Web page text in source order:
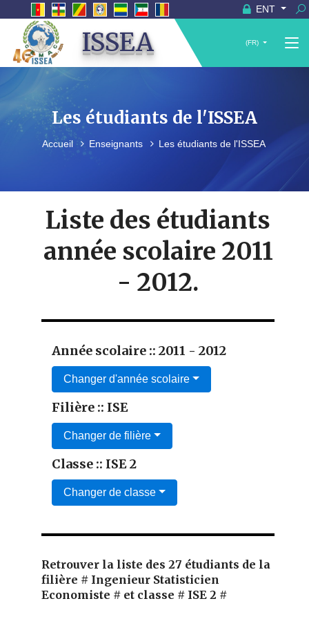
ENT
ISSEA (FR)
Les étudiants de l'ISSEA
Accueil Enseignants Les étudiants de l'ISSEA
Liste des étudiants
année scolaire 2011
- 2012.
Année scolaire :: 2011 - 2012
Changer d'année scolaire
Filière :: ISE
Changer de filière
Classe :: ISE 2
Changer de classe
Retrouver la liste des 27 étudiants de la
filière # Ingenieur Statisticien
Economiste # et classe # ISE 2 #